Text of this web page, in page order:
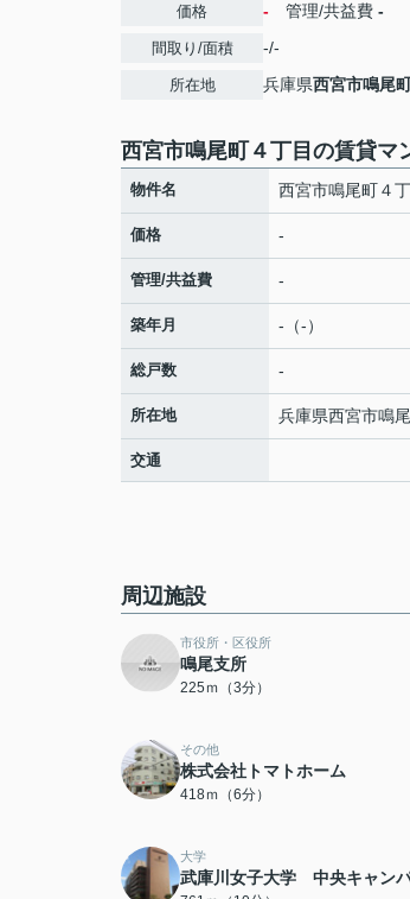
価格 - 管理/共益費 -
間取り/面積 -/-
所在地 兵庫県西宮市鳴尾
西宮市鳴尾町４丁目の賃貸マ
物件名 西宮市鳴尾町４
価格 -
管理/共益費 -
築年月 -（-）
総戸数 -
所在地 兵庫県西宮市鳴
交通
周辺施設
市役所・区役所
鳴尾支所
225ｍ（3分）
その他
株式会社トマトホーム
418ｍ（6分）
大学
武庫川女子大学 中央キャン